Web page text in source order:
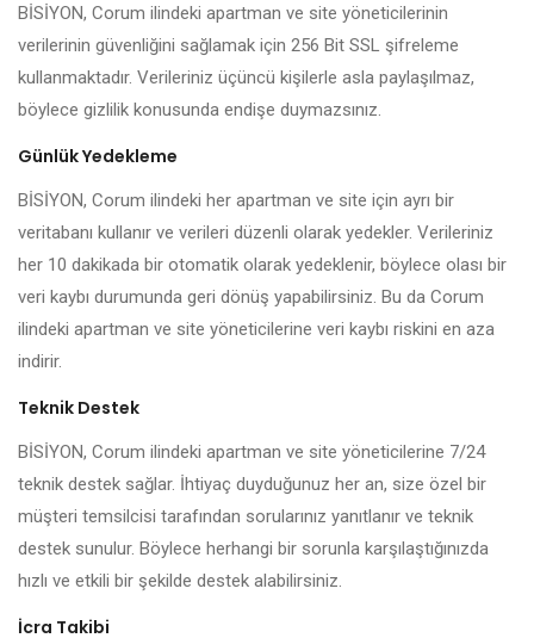
BİSİYON, Corum ilindeki apartman ve site yöneticilerinin
verilerinin güvenliğini sağlamak için 256 Bit SSL şifreleme
kullanmaktadır. Verileriniz üçüncü kişilerle asla paylaşılmaz,
böylece gizlilik konusunda endişe duymazsınız.
Günlük Yedekleme
BİSİYON, Corum ilindeki her apartman ve site için ayrı bir
veritabanı kullanır ve verileri düzenli olarak yedekler. Verileriniz
her 10 dakikada bir otomatik olarak yedeklenir, böylece olası bir
veri kaybı durumunda geri dönüş yapabilirsiniz. Bu da Corum
ilindeki apartman ve site yöneticilerine veri kaybı riskini en aza
indirir.
Teknik Destek
BİSİYON, Corum ilindeki apartman ve site yöneticilerine 7/24
teknik destek sağlar. İhtiyaç duyduğunuz her an, size özel bir
müşteri temsilcisi tarafından sorularınız yanıtlanır ve teknik
destek sunulur. Böylece herhangi bir sorunla karşılaştığınızda
hızlı ve etkili bir şekilde destek alabilirsiniz.
İcra Takibi